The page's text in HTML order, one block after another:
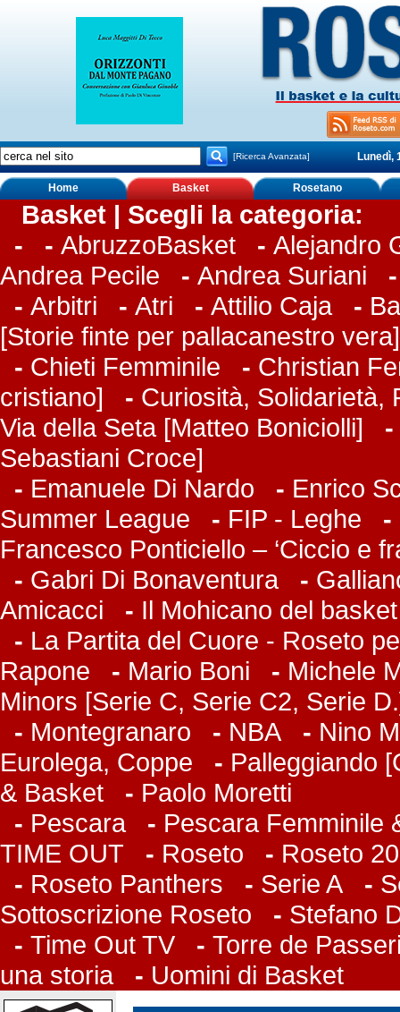
[Ricerca Avanzata] Lunedì,
Home Basket Rosetano
Basket | Scegli la categoria:
-
- AbruzzoBasket - Alejandro
Andrea Pecile - Andrea Suriani
- Arbitri - Atri - Attilio Caja-
[Storie finte per pallacanestro vera]
- Chieti Femminile - Christian
cristiano] - Curiosità, Solidarietà,
Via della Seta [Matteo Boniciolli] -
Sebastiani Croce]
- Emanuele Di Nardo - Enrico
Summer League - FIP - Leghe -
Francesco Ponticiello – ‘Ciccio e
- Gabri Di Bonaventura-
Amicacci
- Il Mohicano del
- La Partita del Cuore - Roseto
Rapone - Mario Boni - Michele
Minors [Serie C, Serie C2, Serie
- Montegranaro - NBA - Nino
Eurolega, Coppe - Palleggiando
& Basket - Paolo Moretti
- Pescara- Pescara Femminile
TIME OUT - Roseto - Roseto
- Roseto Panthers - Serie A -
Sottoscrizione Roseto - Stefano
- Time Out TV - Torre de
una storia- Uomini di Basket